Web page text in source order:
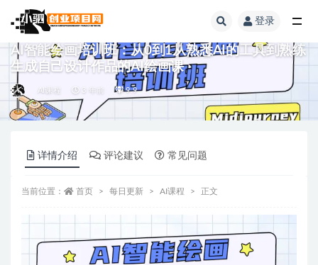
登录
AI智能绘画培训班：从0到1从熟悉AI的工具到熟练
生成自己设计作品的AI绘画课
AI课程 3 年前 9.9
详情介绍 评论建议 常见问题
当前位置： 首页 每日更新 AI课程 正文